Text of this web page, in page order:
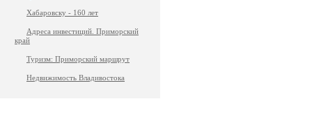
Хабаровску - 160 лет
Адреса инвестиций. Приморский
край
Туризм: Приморский маршрут
Недвижимость Владивостока